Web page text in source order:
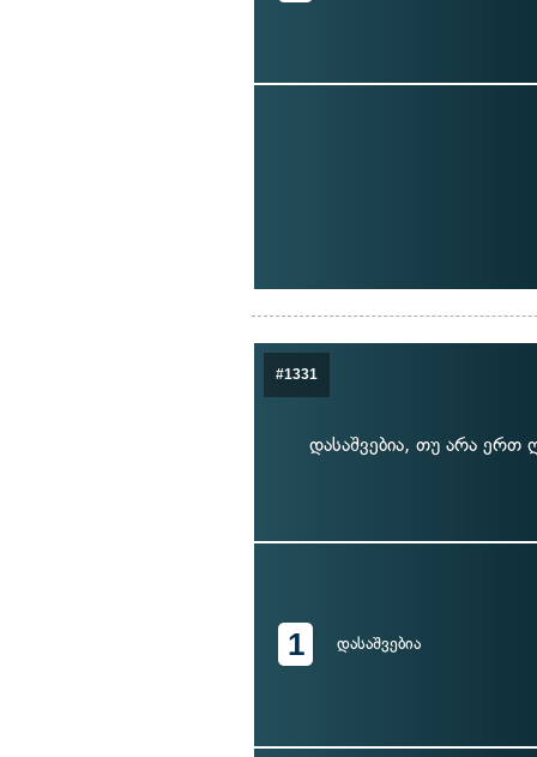
#1331
დასაშვებია, თუ არა ერთ
1 დასაშვებია